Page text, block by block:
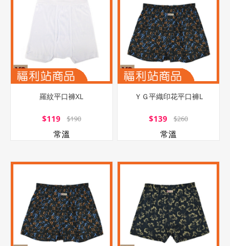
羅紋平口褲XL
$119 $190
常溫
ＹＧ平織印花平口褲L
$139 $260
常溫